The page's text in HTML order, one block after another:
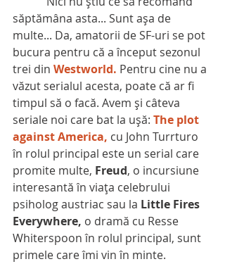
săptămâna asta... Sunt aşa de
multe... Da, amatorii de SF-uri se pot
bucura pentru că a început sezonul
trei din Westworld. Pentru cine nu a
văzut serialul acesta, poate că ar fi
timpul să o facă. Avem şi câteva
seriale noi care bat la uşă: The plot
against America, cu John Turrturo
în rolul principal este un serial care
promite multe, Freud, o incursiune
interesantă în viaţa celebrului
psiholog austriac sau la Little Fires
Everywhere, o dramă cu Resse
Whiterspoon în rolul principal, sunt
primele care îmi vin în minte.